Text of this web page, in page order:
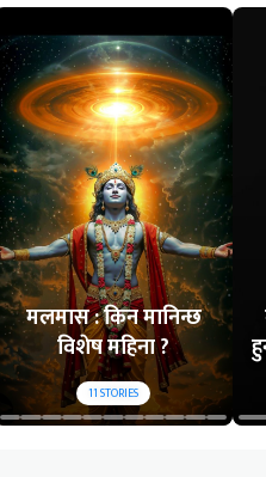
मलमास : किन मानिन्छ
विशेष महिना ?
11STORIES